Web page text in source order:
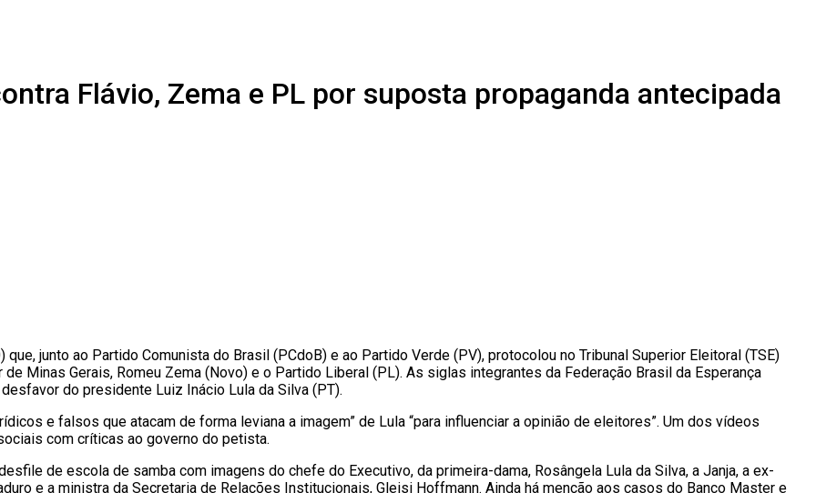
Flávio, Zema e PL por suposta propaganda antecipada
junto ao Partido Comunista do Brasil (PCdoB) e ao Partido Verde (PV), protocolou no Tribunal Superior Eleitoral (TSE)
Minas Gerais, Romeu Zema (Novo) e o Partido Liberal (PL). As siglas integrantes da Federação Brasil da Esperança
do presidente Luiz Inácio Lula da Silva (PT).
e falsos que atacam de forma leviana a imagem” de Lula “para influenciar a opinião de eleitores”. Um dos vídeos
com críticas ao governo do petista.
de escola de samba com imagens do chefe do Executivo, da primeira-dama, Rosângela Lula da Silva, a Janja, a ex-
e a ministra da Secretaria de Relações Institucionais, Gleisi Hoffmann. Ainda há menção aos casos do Banco Master e